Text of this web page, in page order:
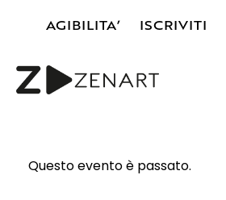
AGIBILITA’ ISCRIVITI
Questo evento è passato.